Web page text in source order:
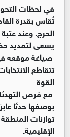
في لحظات
تُقاس بقدرة
الحرج. وعند
يسعى لتمديد
صياغة موقعه
تتقاطع
القوة
مع فرص
بوصفها حدثًا
توازنات
الإقليمية.